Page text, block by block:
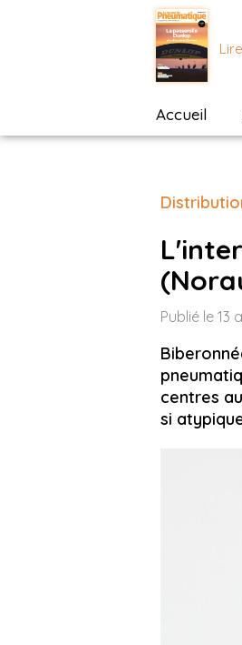
Accueil
Publié le 13
centres
si